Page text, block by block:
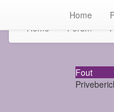
Home Forum
Home
Fout